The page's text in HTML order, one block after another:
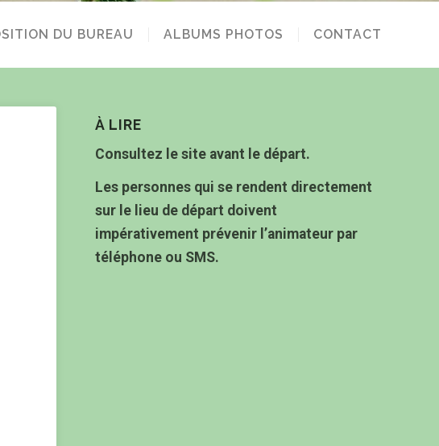
DU BUREAU ALBUMS PHOTOS CONTACT
À LIRE
Consultez le site avant le départ.
Les personnes qui se rendent directement
sur le lieu de départ doivent
impérativement prévenir l’animateur par
téléphone ou SMS.